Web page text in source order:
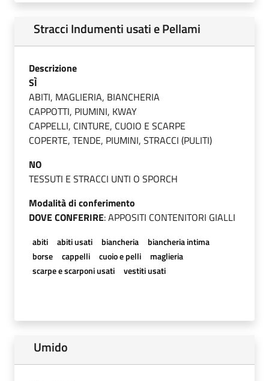
Stracci Indumenti usati e Pellami
Descrizione
SÌ
ABITI, MAGLIERIA, BIANCHERIA
CAPPOTTI, PIUMINI, KWAY
CAPPELLI, CINTURE, CUOIO E SCARPE
COPERTE, TENDE, PIUMINI, STRACCI (PULITI)
NO
TESSUTI E STRACCI UNTI O SPORCH
Modalità di conferimento
DOVE CONFERIRE: APPOSITI CONTENITORI GIALLI
abiti abiti usati biancheria
biancheria intima
borse
cappelli cuoio e pelli
maglieria
scarpe e scarponi usati
vestiti usati
Umido